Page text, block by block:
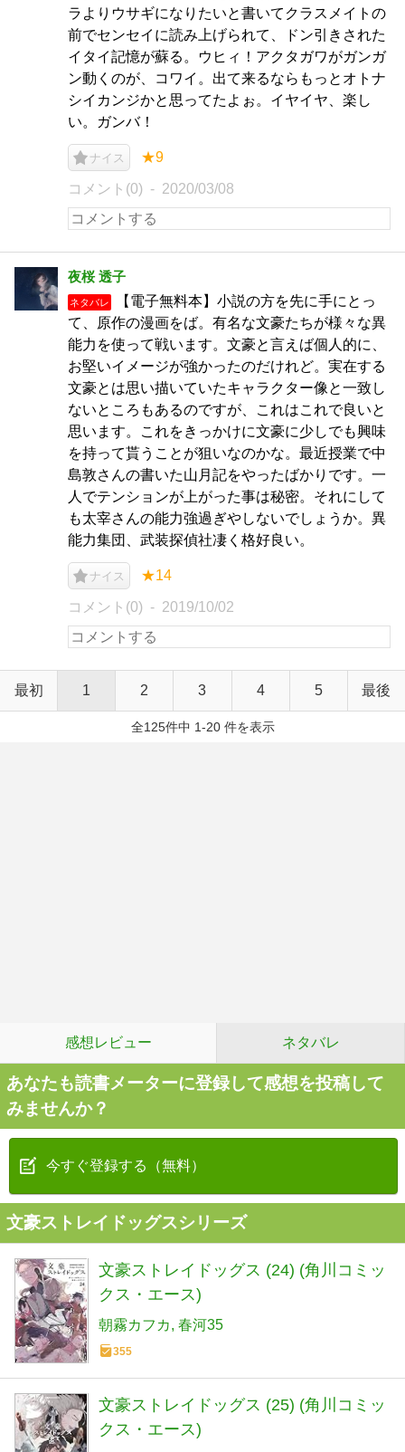
ラよりウサギになりたいと書いてクラスメイトの
前でセンセイに読み上げられて、ドン引きされた
イタイ記憶が蘇る。ウヒィ！アクタガワがガンガ
ン動くのが、コワイ。出て来るならもっとオトナ
シイカンジかと思ってたよぉ。イヤイヤ、楽し
い。ガンバ！
ナイス ★9
コメント(0) 2020/03/08
夜桜 透子
ネタバレ
【電子無料本】小説の方を先に手にとっ
て、原作の漫画をば。有名な文豪たちが様々な異
能力を使って戦います。文豪と言えば個人的に、
お堅いイメージが強かったのだけれど。実在する
文豪とは思い描いていたキャラクター像と一致し
ないところもあるのですが、これはこれで良いと
思います。これをきっかけに文豪に少しでも興味
を持って貰うことが狙いなのかな。最近授業で中
島敦さんの書いた山月記をやったばかりです。一
人でテンションが上がった事は秘密。それにして
も太宰さんの能力強過ぎやしないでしょうか。異
能力集団、武装探偵社凄く格好良い。
ナイス ★14
コメント(0) 2019/10/02
最初 1 2 3 4 5 最後
全125件中 1-20 件を表示
感想レビュー ネタバレ
あなたも読書メーターに登録して感想を投稿して
みませんか？
今すぐ登録する（無料）
文豪ストレイドッグスシリーズ
文豪ストレイドッグス (24) (角川コミッ
クス・エース)
朝霧カフカ 春河35
355
文豪ストレイドッグス (25) (角川コミッ
クス・エース)